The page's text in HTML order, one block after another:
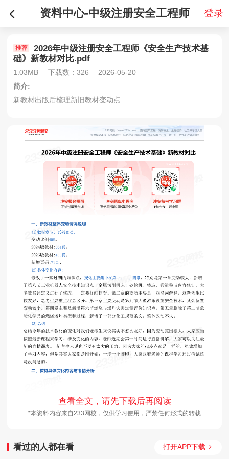
资料中心-中级注册安全工程师 登录
推荐
2026年中级注册安全工程师《安全生产技术基
础》新教材对比.pdf
1.03MB 下载数：326
2026-05-20
简介:
新教材出版后梳理新旧教材变动点
查看全文，请先下载后再阅读
*本资料内容来自233网校，仅供学习使用，严禁任何形式的转载
看过的人都在看 打开APP下载